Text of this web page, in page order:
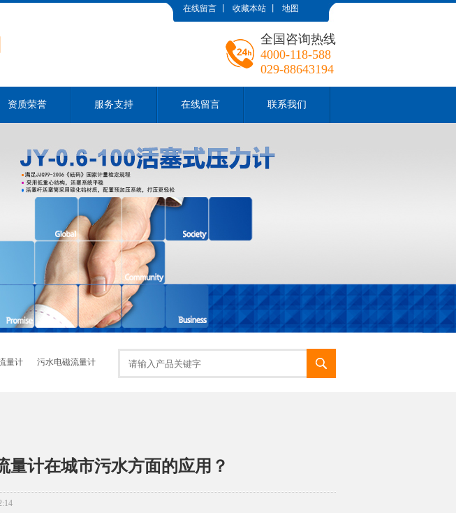
在线留言 收藏本站 地图
全国咨询热线
4000-118-588
029-88643194
资质荣誉 服务支持 在线留言 联系我们
量计 污水电磁流量计
量计在城市污水方面的应用？